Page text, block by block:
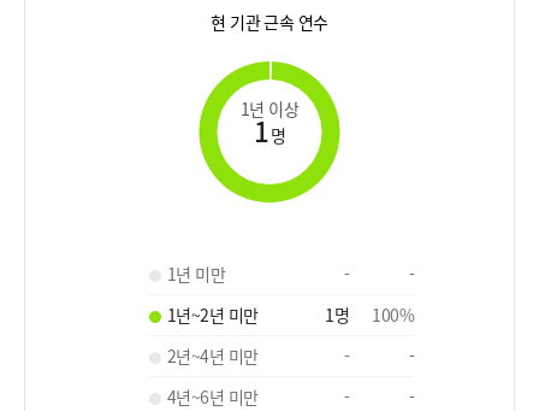
현 기관 근속 연수
1년 이상
1명
1년 미만 -
-
1년~2년 미만
1명 100%
2년~4년 미만
-
-
4년~6년 미만
-
-